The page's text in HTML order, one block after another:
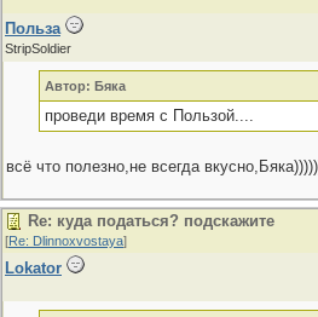
Польза
StripSoldier
Автор: Бяка
проведи время с Пользой....
всё что полезно,не всегда
Re: куда податься? подскажите
[Re: Dlinnoxvostaya]
Lokator